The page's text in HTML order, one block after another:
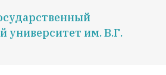
университет им. В.Г.